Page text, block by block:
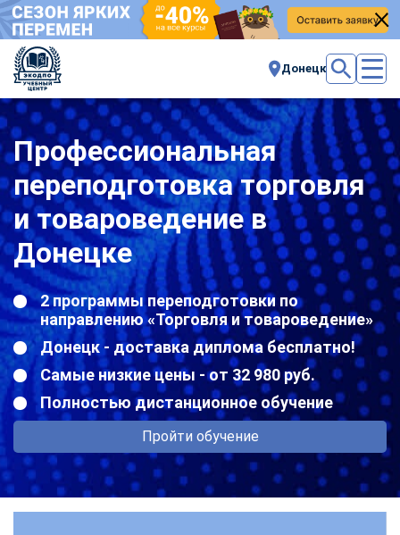
Донецк
Профессиональная
переподготовка торговля
и товароведение в
Донецке
2 программы переподготовки по
направлению «Торговля и товароведение»
Донецк - доставка диплома бесплатно!
Самые низкие цены - от 32 980 руб.
Полностью дистанционное обучение
Пройти обучение